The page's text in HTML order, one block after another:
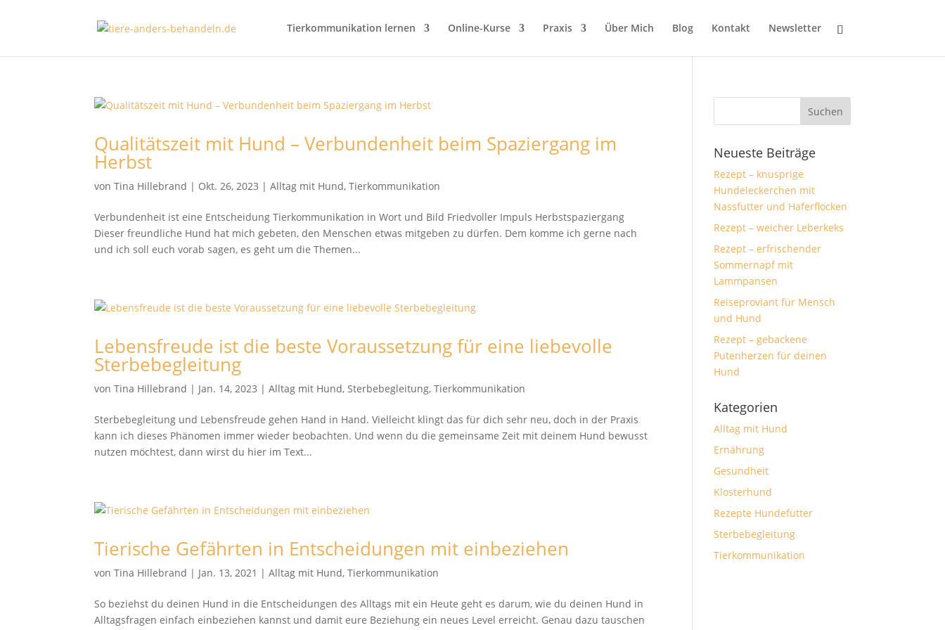
Tierkommunikation lernen Online-Kurse Praxis Über Mich Blog Kontakt Newsletter
Qualitätszeit mit Hund – Verbundenheit beim Spaziergang im
Herbst
vonTina Hillebrand | Okt. 26, 2023 |Alltag mit Hund,Tierkommunikation
Verbundenheit ist eine Entscheidung Tierkommunikation in Wort und Bild Friedvoller Impuls Herbstspaziergang
Dieser freundliche Hund hat mich gebeten, den Menschen etwas mitgeben zu dürfen. Dem komme ich gerne nach
und ich soll euch vorab sagen, es geht um die Themen...
Lebensfreude ist die beste Voraussetzung für eine liebevolle
Sterbebegleitung
vonTina Hillebrand | Jan. 14, 2023 |Alltag mit Hund,Sterbebegleitung,Tierkommunikation
Sterbebegleitung und Lebensfreude gehen Hand in Hand. Vielleicht klingt das für dich sehr neu, doch in der Praxis
kann ich dieses Phänomen immer wieder beobachten. Und wenn du die gemeinsame Zeit mit deinem Hund bewusst
nutzen möchtest, dann wirst du hier im Text...
Tierische Gefährten in Entscheidungen mit einbeziehen
vonTina Hillebrand | Jan. 13, 2021 |Alltag mit Hund,Tierkommunikation
So beziehst du deinen Hund in die Entscheidungen des Alltags mit ein Heute geht es darum, wie du deinen Hund in
Alltagsfragen einfach einbeziehen kannst und damit eure Beziehung ein neues Level erreicht. Genau dazu tauschen
Neueste Beiträge
Rezept – knusprige
Hundeleckerchen mit
Nassfutter und Haferflocken
Rezept – weicher Leberkeks
Rezept – erfrischender
Sommernapf mit
Lammpansen
Reiseproviant für Mensch
und Hund
Rezept – gebackene
Putenherzen für deinen
Hund
Kategorien
Alltag mit Hund
Ernährung
Gesundheit
Klosterhund
Rezepte Hundefutter
Sterbebegleitung
Tierkommunikation